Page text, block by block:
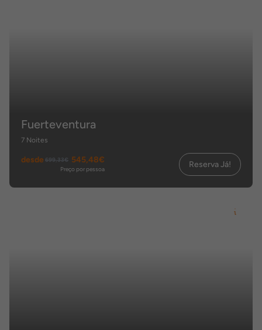
Fuerteventura
7 Noites
desde 699,33€ 545,48€
Preço por pessoa Reserva Já!